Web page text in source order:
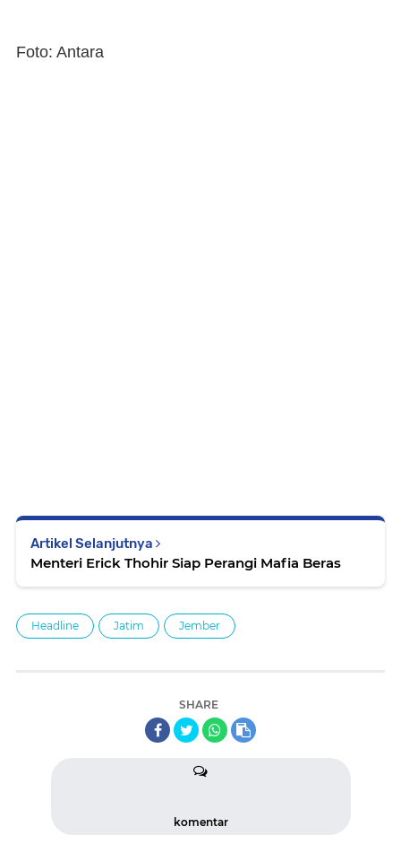
Foto: Antara
Artikel Selanjutnya
Menteri Erick Thohir Siap Perangi Mafia Beras
Headline Jatim Jember
SHARE
komentar